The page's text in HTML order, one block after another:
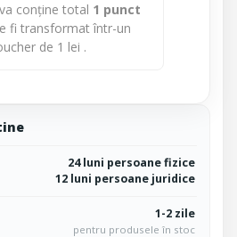
24 luni persoane fizice
12 luni persoane juridice
1-2 zile
pentru produsele în stoc
conține total 1 punct
fi transformat într-un
de 1 lei .